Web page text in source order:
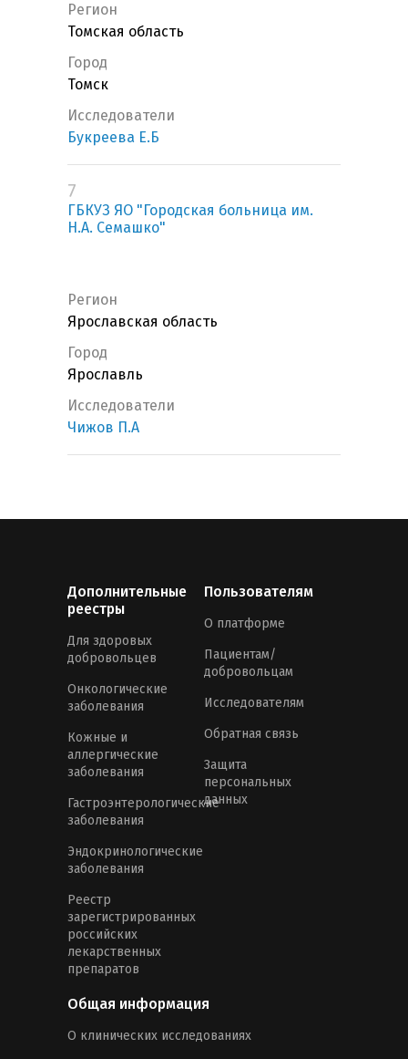
Регион
Томская область
Город
Томск
Исследователи
Букреева Е.Б
7
ГБКУЗ ЯО "Городская больница им.
Н.А. Семашко"
Регион
Ярославская область
Город
Ярославль
Исследователи
Чижов П.А
Дополнительные
реестры
Для здоровых
добровольцев
Онкологические
заболевания
Кожные и
аллергические
заболевания
Гастроэнтерологические
заболевания
Эндокринологические
заболевания
Реестр
зарегистрированных
российских
лекарственных
препаратов
Пользователям
О платформе
Пациентам/
добровольцам
Исследователям
Обратная связь
Защита
персональных
данных
Общая информация
О клинических исследованиях